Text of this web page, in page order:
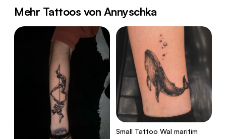
Mehr Tattoos von Annyschka
Small Tattoo Wal maritim